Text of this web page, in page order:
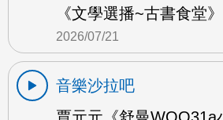
《文學選播~古書食堂
2026/07/21
音樂沙拉吧